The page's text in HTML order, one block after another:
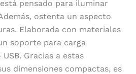
pensado para iluminar
ostenta un aspecto
Elaborada con materiales
soporte para carga
Gracias a estas
dimensiones compactas, es